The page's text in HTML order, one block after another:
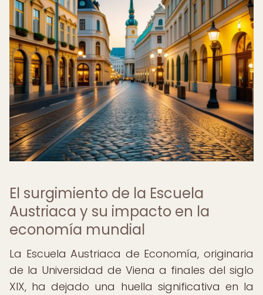
El surgimiento de la Escuela
Austriaca y su impacto en la
economía mundial
La Escuela Austriaca de Economía, originaria
de la Universidad de Viena a finales del siglo
XIX, ha dejado una huella significativa en la